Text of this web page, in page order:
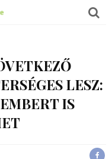
LESZ:
IS